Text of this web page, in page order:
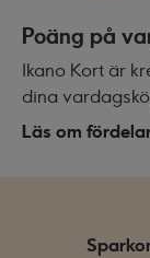
Poäng på
Ikano Kort är
dina
Läs om